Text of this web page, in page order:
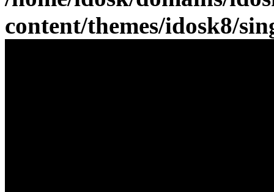
content/themes/idosk8/